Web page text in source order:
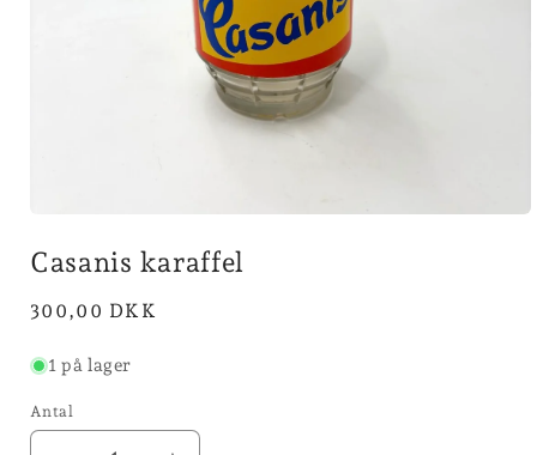
1
Casanis karaffel
Normalpris
300,00 DKK
1 på lager
Antal